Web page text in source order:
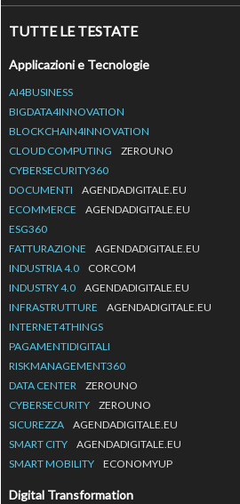
TUTTE LE TESTATE
Applicazioni e Tecnologie
AI4BUSINESS
BIGDATA4INNOVATION
BLOCKCHAIN4INNOVATION
CLOUD COMPUTING
ZEROUNO
CYBERSECURITY360
DOCUMENTI
AGENDADIGITALE.EU
ECOMMERCE
AGENDADIGITALE.EU
ESG360
FATTURAZIONE
AGENDADIGITALE.EU
INDUSTRIA 4.0
CORCOM
INDUSTRY 4.0
AGENDADIGITALE.EU
INFRASTRUTTURE
AGENDADIGITALE.EU
INTERNET4THINGS
PAGAMENTIDIGITALI
RISKMANAGEMENT360
DATA CENTER
ZEROUNO
CYBERSECURITY
ZEROUNO
SICUREZZA
AGENDADIGITALE.EU
SMART CITY
AGENDADIGITALE.EU
SMART MOBILITY
ECONOMYUP
Digital Transformation